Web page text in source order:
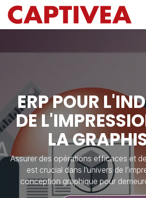
Se rendre au contenu
ERP POUR
DE
LA
Assurer des opérations efficaces et
est crucial dans l’univers de
conception graphique pour